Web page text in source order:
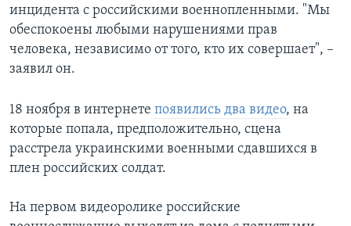
инцидента с российскими военнопленными. "Мы
обеспокоены любыми нарушениями прав
человека, независимо от того, кто их совершает", –
заявил он.
18 ноября в интернете появились два видео, на
которые попала, предположительно, сцена
расстрела украинскими военными сдавшихся в
плен российских солдат.
На первом видеоролике российские